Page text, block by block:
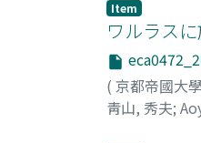
Item
ワルラス
( 京都帝國大
靑山, 秀夫;